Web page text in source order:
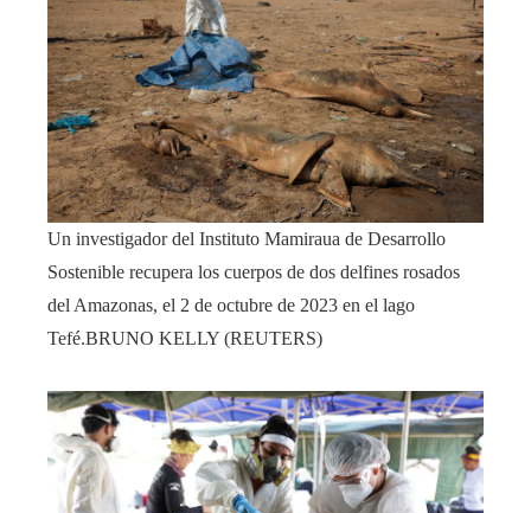
Un investigador del Instituto Mamiraua de Desarrollo
Sostenible recupera los cuerpos de dos delfines rosados
del Amazonas, el 2 de octubre de 2023 en el lago
Tefé.BRUNO KELLY (REUTERS)